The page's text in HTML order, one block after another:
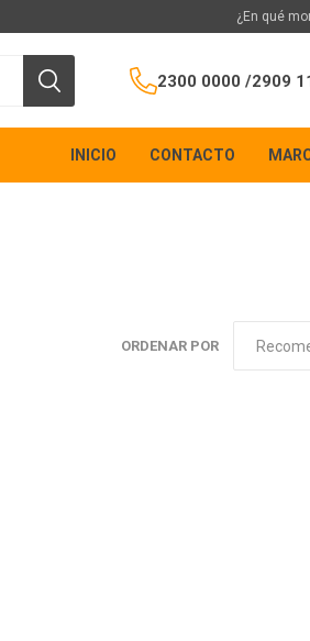
¿En qué
2300 0000 /2909
INICIO CONTACTO
ORDENAR POR